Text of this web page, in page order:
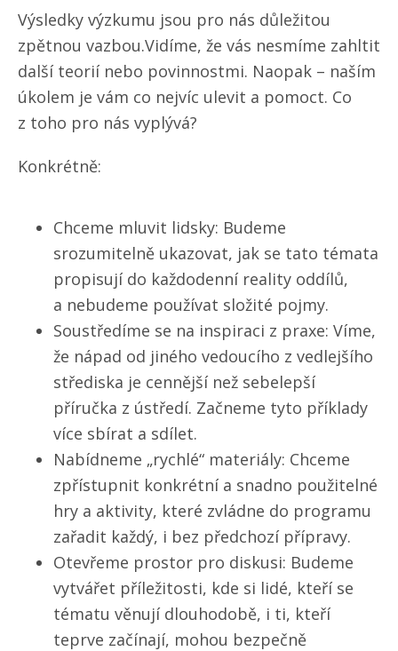
Výsledky výzkumu jsou pro nás důležitou
zpětnou vazbou.Vidíme, že vás nesmíme zahltit
další teorií nebo povinnostmi. Naopak – naším
úkolem je vám co nejvíc ulevit a pomoct. Co
z toho pro nás vyplývá?
Konkrétně:
Chceme mluvit lidsky: Budeme
srozumitelně ukazovat, jak se tato témata
propisují do každodenní reality oddílů,
a nebudeme používat složité pojmy.
Soustředíme se na inspiraci z praxe: Víme,
že nápad od jiného vedoucího z vedlejšího
střediska je cennější než sebelepší
příručka z ústředí. Začneme tyto příklady
více sbírat a sdílet.
Nabídneme „rychlé“ materiály: Chceme
zpřístupnit konkrétní a snadno použitelné
hry a aktivity, které zvládne do programu
zařadit každý, i bez předchozí přípravy.
Otevřeme prostor pro diskusi: Budeme
vytvářet příležitosti, kde si lidé, kteří se
tématu věnují dlouhodobě, i ti, kteří
teprve začínají, mohou bezpečně